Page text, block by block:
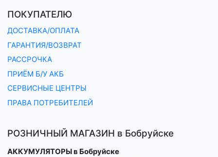
ПОКУПАТЕЛЮ
ДОСТАВКА/ОПЛАТА
ГАРАНТИЯ/ВОЗВРАТ
РАССРОЧКА
ПРИЁМ Б/У АКБ
СЕРВИСНЫЕ ЦЕНТРЫ
ПРАВА ПОТРЕБИТЕЛЕЙ
РОЗНИЧНЫЙ МАГАЗИН в Бобруйске
АККУМУЛЯТОРЫ в Бобруйске